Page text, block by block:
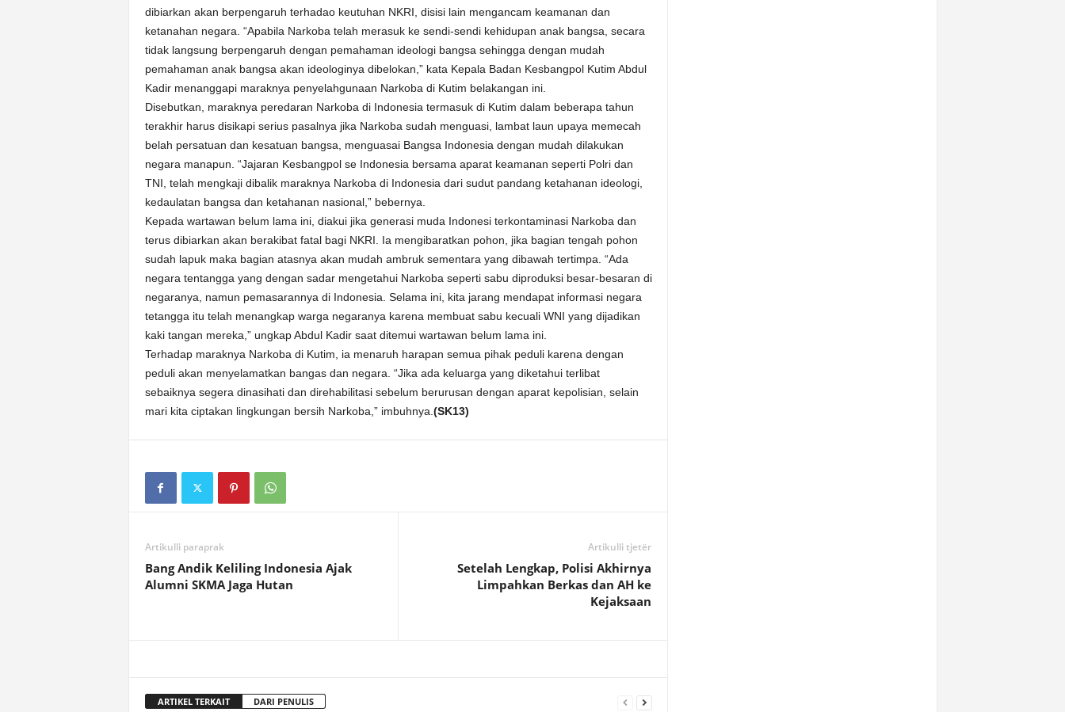
dibiarkan akan berpengaruh terhadao keutuhan NKRI, disisi lain mengancam keamanan dan
ketanahan negara. “Apabila Narkoba telah merasuk ke sendi-sendi kehidupan anak bangsa, secara
tidak langsung berpengaruh dengan pemahaman ideologi bangsa sehingga dengan mudah
pemahaman anak bangsa akan ideologinya dibelokan,” kata Kepala Badan Kesbangpol Kutim Abdul
Kadir menanggapi maraknya penyelahgunaan Narkoba di Kutim belakangan ini.
Disebutkan, maraknya peredaran Narkoba di Indonesia termasuk di Kutim dalam beberapa tahun
terakhir harus disikapi serius pasalnya jika Narkoba sudah menguasi, lambat laun upaya memecah
belah persatuan dan kesatuan bangsa, menguasai Bangsa Indonesia dengan mudah dilakukan
negara manapun. “Jajaran Kesbangpol se Indonesia bersama aparat keamanan seperti Polri dan
TNI, telah mengkaji dibalik maraknya Narkoba di Indonesia dari sudut pandang ketahanan ideologi,
kedaulatan bangsa dan ketahanan nasional,” bebernya.
Kepada wartawan belum lama ini, diakui jika generasi muda Indonesi terkontaminasi Narkoba dan
terus dibiarkan akan berakibat fatal bagi NKRI. Ia mengibaratkan pohon, jika bagian tengah pohon
sudah lapuk maka bagian atasnya akan mudah ambruk sementara yang dibawah tertimpa. “Ada
negara tentangga yang dengan sadar mengetahui Narkoba seperti sabu diproduksi besar-besaran di
negaranya, namun pemasarannya di Indonesia. Selama ini, kita jarang mendapat informasi negara
tetangga itu telah menangkap warga negaranya karena membuat sabu kecuali WNI yang dijadikan
kaki tangan mereka,” ungkap Abdul Kadir saat ditemui wartawan belum lama ini.
Terhadap maraknya Narkoba di Kutim, ia menaruh harapan semua pihak peduli karena dengan
peduli akan menyelamatkan bangas dan negara. “Jika ada keluarga yang diketahui terlibat
sebaiknya segera dinasihati dan direhabilitasi sebelum berurusan dengan aparat kepolisian, selain
mari kita ciptakan lingkungan bersih Narkoba,” imbuhnya. (SK13)
Artikulli paraprak
Bang Andik Keliling Indonesia Ajak
Alumni SKMA Jaga Hutan
Artikulli tjetër
Setelah Lengkap, Polisi Akhirnya
Limpahkan Berkas dan AH ke
Kejaksaan
ARTIKEL TERKAIT DARI PENULIS